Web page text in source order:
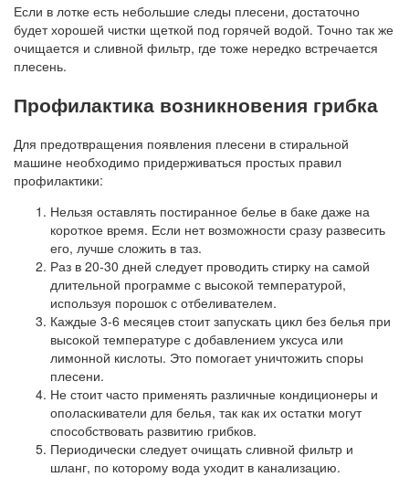
Если в лотке есть небольшие следы плесени, достаточно
будет хорошей чистки щеткой под горячей водой. Точно так же
очищается и сливной фильтр, где тоже нередко встречается
плесень.
Профилактика возникновения грибка
Для предотвращения появления плесени в стиральной
машине необходимо придерживаться простых правил
профилактики:
Нельзя оставлять постиранное белье в баке даже на
короткое время. Если нет возможности сразу развесить
его, лучше сложить в таз.
Раз в 20-30 дней следует проводить стирку на самой
длительной программе с высокой температурой,
используя порошок с отбеливателем.
Каждые 3-6 месяцев стоит запускать цикл без белья при
высокой температуре с добавлением уксуса или
лимонной кислоты. Это помогает уничтожить споры
плесени.
Не стоит часто применять различные кондиционеры и
ополаскиватели для белья, так как их остатки могут
способствовать развитию грибков.
Периодически следует очищать сливной фильтр и
шланг, по которому вода уходит в канализацию.